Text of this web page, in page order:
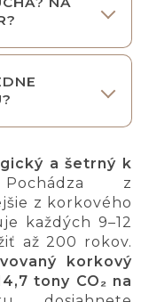
a šetrný k
z
z korkového
každých 9–12
až 200 rokov.
korkový
tony CO₂ na